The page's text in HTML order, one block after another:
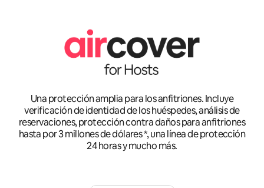
Una protección amplia para los anfitriones. Incluye
verificación de identidad de los huéspedes, análisis de
reservaciones, protección contra daños para anfitriones
hasta por 3 millones de dólares *, una línea de protección
24 horas y mucho más.